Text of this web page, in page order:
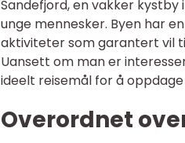
Sandefjord, en vakker
unge mennesker. Byen har
aktiviteter som garantert vil
Uansett om man er
ideelt reisemål for å
Overordnet